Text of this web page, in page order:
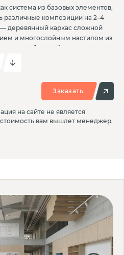
система из базовых элементов,
различные композиции на 2–4
деревянный каркас сложной
и многослойным настилом из
из мебельной ткани или
по каталогу. Спинка и
собой мебельными зацепами,
зон ожидания, общественных
где важны гибкость
Заказать
на сайте не является
вам вышлет менеджер.